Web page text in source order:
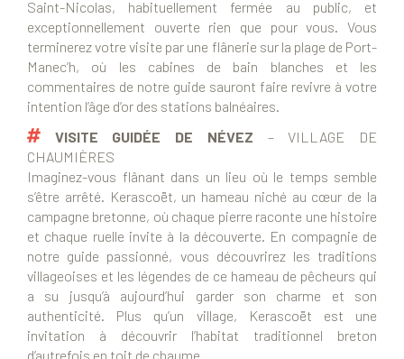
Saint-Nicolas, habituellement fermée au public, et
exceptionnellement ouverte rien que pour vous. Vous
terminerez votre visite par une flânerie sur la plage de Port-
Manec’h, où les cabines de bain blanches et les
commentaires de notre guide sauront faire revivre à votre
intention l’âge d’or des stations balnéaires.
VISITE GUIDÉE DE NÉVEZ – VILLAGE DE
CHAUMIÈRES
Imaginez-vous flânant dans un lieu où le temps semble
s’être arrêté. Kerascoët, un hameau niché au cœur de la
campagne bretonne, où chaque pierre raconte une histoire
et chaque ruelle invite à la découverte. En compagnie de
notre guide passionné, vous découvrirez les traditions
villageoises et les légendes de ce hameau de pêcheurs qui
a su jusqu’à aujourd’hui garder son charme et son
authenticité. Plus qu’un village, Kerascoët est une
invitation à découvrir l’habitat traditionnel breton
d’autrefois en toit de chaume.